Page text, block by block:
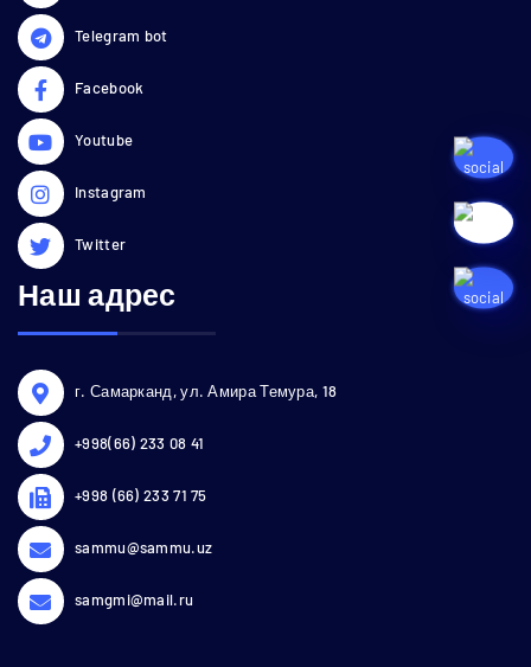
Telegram bot
Facebook
Youtube
Instagram
Twitter
Наш адрес
г. Самарканд, ул. Амира Темура, 18
+998(66) 233 08 41
+998 (66) 233 71 75
sammu@sammu.uz
samgmi@mail.ru